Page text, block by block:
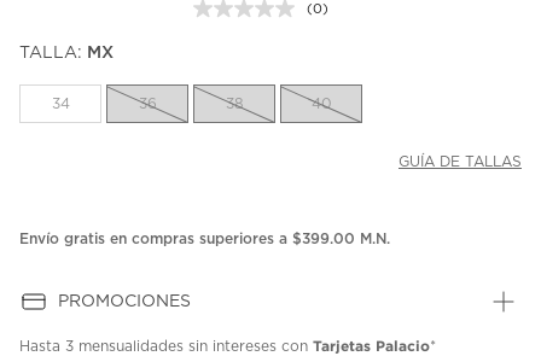
Sin
la
misma
(0)
TALLA: MX
34 36 38 40
GUÍA DE TALLAS
Envío gratis en compras superiores a $399.00 M.N.
PROMOCIONES
Hasta 3 mensualidades sin intereses con Tarjetas Palacio*